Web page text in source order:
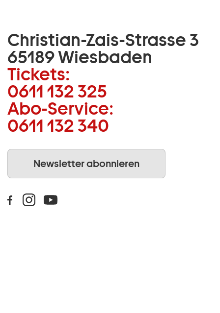
Christian-Zais-Strasse 3
65189 Wiesbaden
Tickets:
0611 132 325
Abo-Service:
0611 132 340
Newsletter abonnieren